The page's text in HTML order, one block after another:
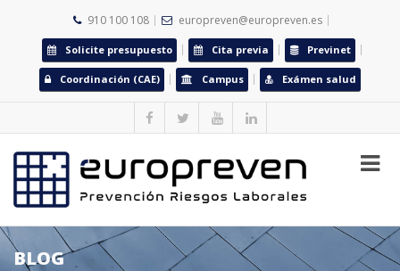
910 100 108 europreven@europreven.es
Solicite presupuesto Cita previa Previnet
Coordinación (CAE) Campus Exámen salud
BLOG